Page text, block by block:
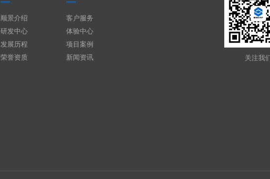
顺景介绍
研发中心
发展历程
荣誉资质
客户服务
体验中心
项目案例
新闻资讯
关注我